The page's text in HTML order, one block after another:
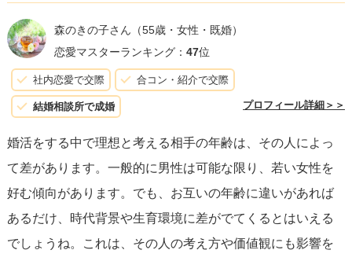
ます。しかし、子供を望まない場合、心のつながりや共通
の趣味、価値観がより重要視されることが多いです。
婚活を行う際には、自己紹介やプロフィールの中で、自分
の価値観や人生観、何を大切にしているかを明確にすると
良いでしょう。それを通じて、年齢以外の面で相手との相
性を見定めることが可能です。また、コミュニケーション
を取る際には、年齢だけに囚われず、相手の内面や価値観
に対して興味を持ち、リスペクトを示すことが大切です。
そうすることで、より幅広い年齢層の女性との出会いが期
森のきの子さん （55歳・女性・既婚）
恋愛マスターランキング： 47位
社内恋愛で交際 合コン・紹介で交際
結婚相談所で成婚 プロフィール詳細＞＞
婚活をする中で理想と考える相手の年齢は、その人によっ
て差があります。一般的に男性は可能な限り、若い女性を
好む傾向があります。でも、お互いの年齢に違いがあれば
あるだけ、時代背景や生育環境に差がでてくるとはいえる
でしょうね。これは、その人の考え方や価値観にも影響を